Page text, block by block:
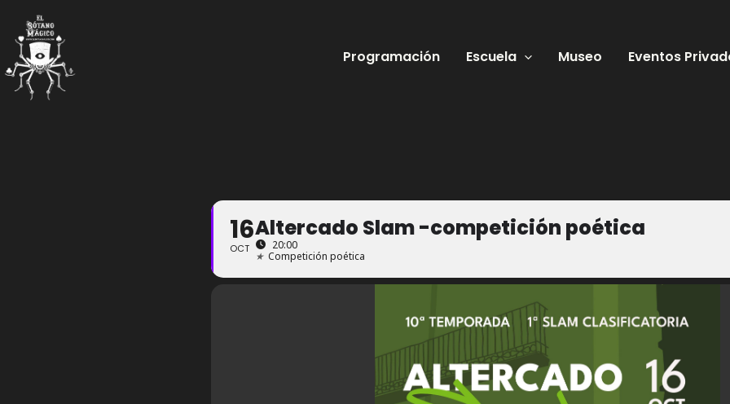
contenido
Programación Escuela Museo Eventos
16
OCT
Altercado Slam -competición poética
20:00
★ Competición poética